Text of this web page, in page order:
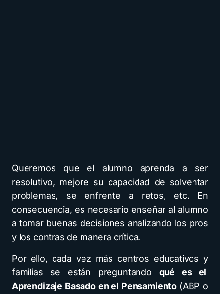
Queremos que el alumno aprenda a ser
resolutivo, mejore su capacidad de solventar
problemas, se enfrente a retos, etc. En
consecuencia, es necesario enseñar al alumno
a tomar buenas decisiones analizando los pros
y los contras de manera crítica.
Por ello, cada vez más centros educativos y
familias se están preguntando qué es el
Aprendizaje Basado en el Pensamiento (ABP o